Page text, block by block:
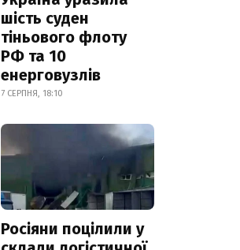
шість суден
тіньового флоту
РФ та 10
енерговузлів
7 СЕРПНЯ, 18:10
Росіяни поцілили у